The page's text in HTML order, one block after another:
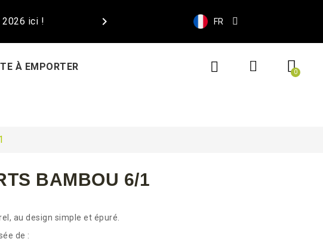
2026 ici !  FR
À EMPORTER
BAMBOU 6/1
au design simple et épuré.
de :